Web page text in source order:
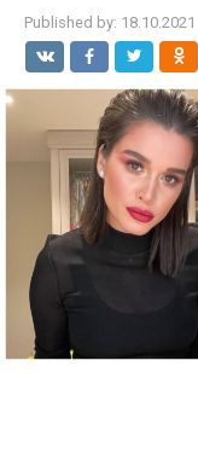
Published by: 18.10.2021